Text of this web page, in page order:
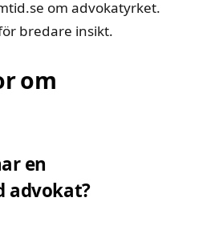
om advokatyrket.
bredare insikt.
om
en
advokat?